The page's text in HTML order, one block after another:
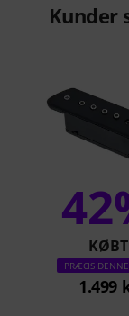
Kunder
KØBT
PRÆCIS DENNE
1.499